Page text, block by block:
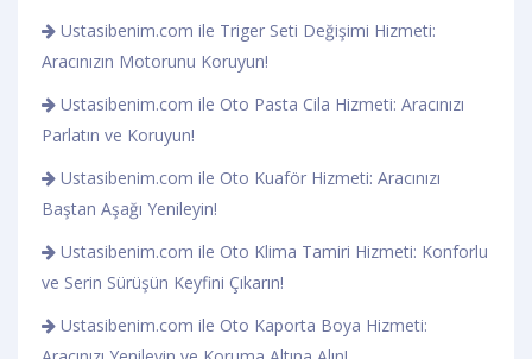
Ustasibenim.com ile Triger Seti Değişimi Hizmeti:
Aracınızın Motorunu Koruyun!
Ustasibenim.com ile Oto Pasta Cila Hizmeti: Aracınızı
Parlatın ve Koruyun!
Ustasibenim.com ile Oto Kuaför Hizmeti: Aracınızı
Baştan Aşağı Yenileyin!
Ustasibenim.com ile Oto Klima Tamiri Hizmeti: Konforlu
ve Serin Sürüşün Keyfini Çıkarın!
Ustasibenim.com ile Oto Kaporta Boya Hizmeti: